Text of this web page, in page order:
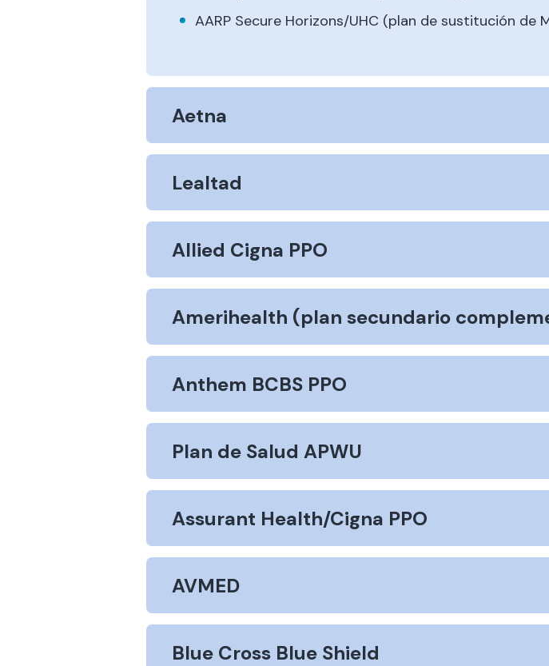
AARP Secure Horizons/UHC (plan de sustitución de
Aetna
Lealtad
Allied Cigna PPO
Amerihealth (plan secundario
Anthem BCBS PPO
Plan de Salud APWU
Assurant Health/Cigna PPO
AVMED
Blue Cross Blue Shield